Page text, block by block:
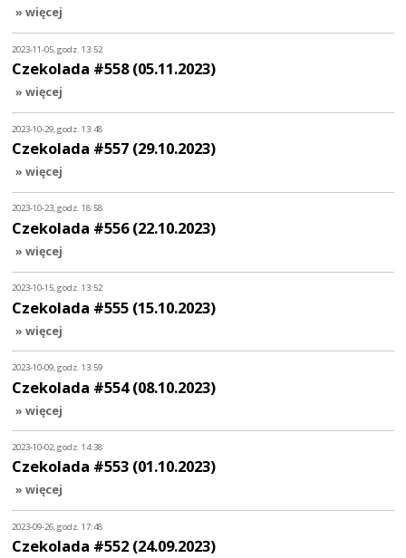
» więcej
2023-11-05, godz. 13:52
Czekolada #558 (05.11.2023)
» więcej
2023-10-29, godz. 13:48
Czekolada #557 (29.10.2023)
» więcej
2023-10-23, godz. 18:58
Czekolada #556 (22.10.2023)
» więcej
2023-10-15, godz. 13:52
Czekolada #555 (15.10.2023)
» więcej
2023-10-09, godz. 13:59
Czekolada #554 (08.10.2023)
» więcej
2023-10-02, godz. 14:38
Czekolada #553 (01.10.2023)
» więcej
2023-09-26, godz. 17:48
Czekolada #552 (24.09.2023)